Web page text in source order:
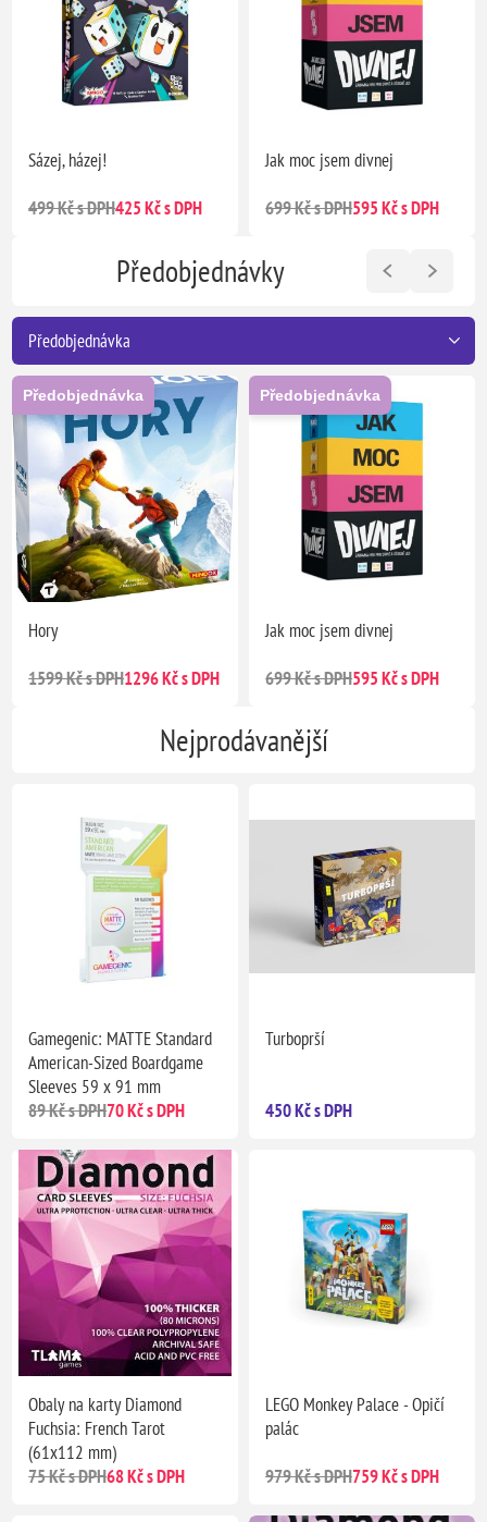
Sázej, házej!
499 Kč s DPH425 Kč s DPH
Jak moc jsem divnej
699 Kč s DPH595 Kč s DPH
Předobjednávky
Předobjednávka
Hory
1599 Kč s DPH1296 Kč s DPH
Předobjednávka
Jak moc jsem divnej
699 Kč s DPH595 Kč s DPH
Nejprodávanější
Gamegenic: MATTE Standard
American-Sized Boardgame
Sleeves 59 x 91 mm
89 Kč s DPH70 Kč s DPH
Turboprší
450 Kč s DPH
Obaly na karty Diamond
Fuchsia: French Tarot
(61x112 mm)
75 Kč s DPH68 Kč s DPH
LEGO Monkey Palace - Opičí
palác
979 Kč s DPH759 Kč s DPH